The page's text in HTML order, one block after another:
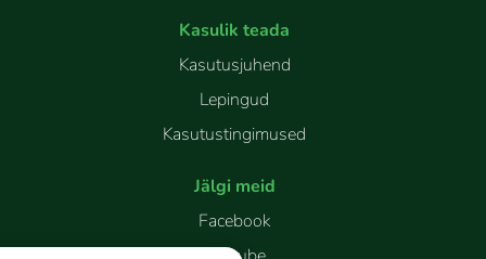
Kasulik teada
Kasutusjuhend
Lepingud
Kasutustingimused
Jälgi meid
Facebook